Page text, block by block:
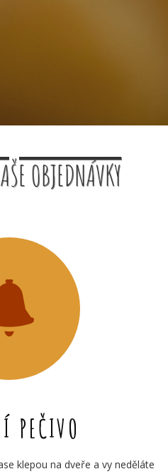
OBJEDNÁVKY
PEČIVO
klepou na dveře a vy neděláte